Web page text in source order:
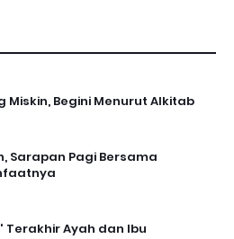
Miskin, Begini Menurut Alkitab
Sarapan Pagi Bersama
Terakhir Ayah dan Ibu